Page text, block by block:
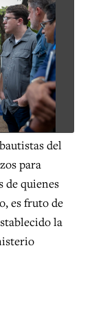
del
para
de quienes
es fruto de
la